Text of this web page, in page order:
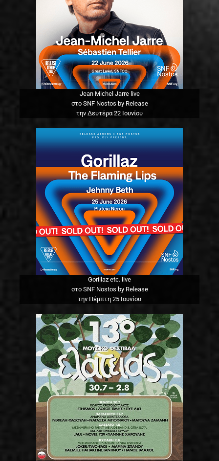
Jean Michel Jarre live
στο SNF Nostos by Release
την Δευτέρα 22 Ιουνίου
Gorillaz etc. live
στο SNF Nostos by Release
την Πέμπτη 25 Ιουνίου